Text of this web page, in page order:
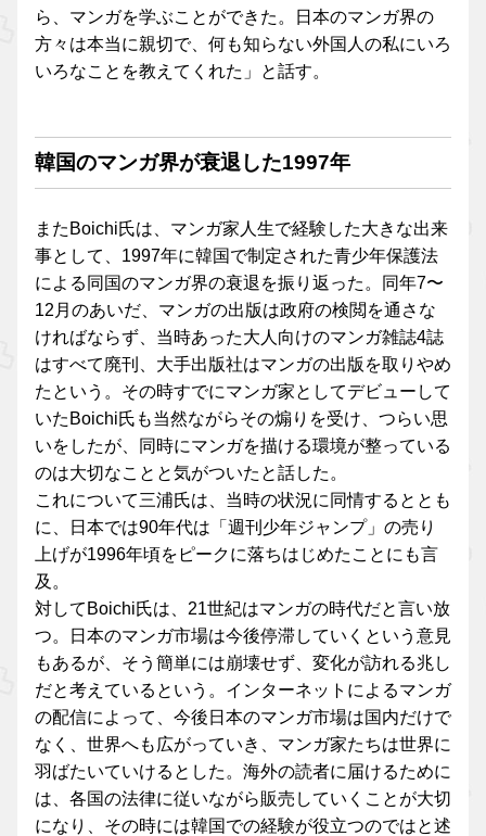
ら、マンガを学ぶことができた。日本のマンガ界の
方々は本当に親切で、何も知らない外国人の私にいろ
いろなことを教えてくれた」と話す。
韓国のマンガ界が衰退した1997年
またBoichi氏は、マンガ家人生で経験した大きな出来
事として、1997年に韓国で制定された青少年保護法
による同国のマンガ界の衰退を振り返った。同年7〜
12月のあいだ、マンガの出版は政府の検閲を通さな
ければならず、当時あった大人向けのマンガ雑誌4誌
はすべて廃刊、大手出版社はマンガの出版を取りやめ
たという。その時すでにマンガ家としてデビューして
いたBoichi氏も当然ながらその煽りを受け、つらい思
いをしたが、同時にマンガを描ける環境が整っている
のは大切なことと気がついたと話した。
これについて三浦氏は、当時の状況に同情するととも
に、日本では90年代は「週刊少年ジャンプ」の売り
上げが1996年頃をピークに落ちはじめたことにも言
及。
対してBoichi氏は、21世紀はマンガの時代だと言い放
つ。日本のマンガ市場は今後停滞していくという意見
もあるが、そう簡単には崩壊せず、変化が訪れる兆し
だと考えているという。インターネットによるマンガ
の配信によって、今後日本のマンガ市場は国内だけで
なく、世界へも広がっていき、マンガ家たちは世界に
羽ばたいていけるとした。海外の読者に届けるために
は、各国の法律に従いながら販売していくことが大切
になり、その時には韓国での経験が役立つのではと述